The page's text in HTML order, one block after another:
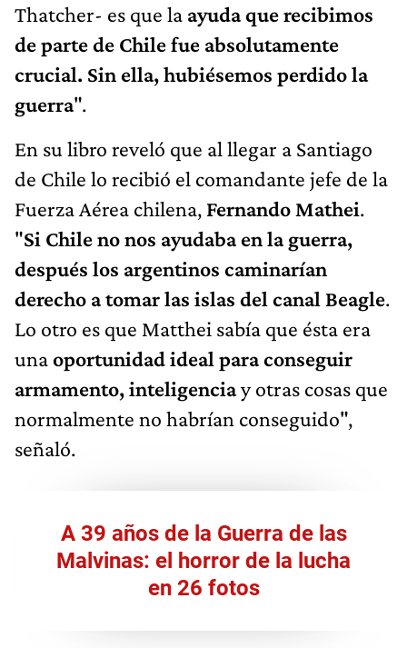
Thatcher- es que la ayuda que recibimos
de parte de Chile fue absolutamente
crucial. Sin ella, hubiésemos perdido la
guerra".
En su libro reveló que al llegar a Santiago
de Chile lo recibió el comandante jefe de la
Fuerza Aérea chilena, Fernando Mathei.
"Si Chile no nos ayudaba en la guerra,
después los argentinos caminarían
derecho a tomar las islas del canal Beagle.
Lo otro es que Matthei sabía que ésta era
unaoportunidad ideal para conseguir
armamento, inteligenciay otras cosas que
normalmente no habrían conseguido",
señaló.
A 39 años de la Guerra de las
Malvinas: el horror de la lucha
en 26 fotos